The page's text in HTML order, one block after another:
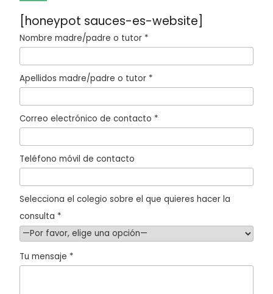
[honeypot sauces-es-website]
Nombre madre/padre o tutor *
Apellidos madre/padre o tutor *
Correo electrónico de contacto *
Teléfono móvil de contacto
Selecciona el colegio sobre el que quieres hacer la
consulta *
Tu mensaje *